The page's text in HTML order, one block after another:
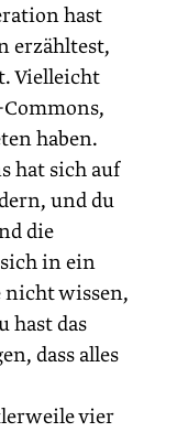
hast
erzähltest,
Vielleicht
haben.
hat sich auf
und du
die
in ein
nicht wissen,
hast das
dass alles
vier